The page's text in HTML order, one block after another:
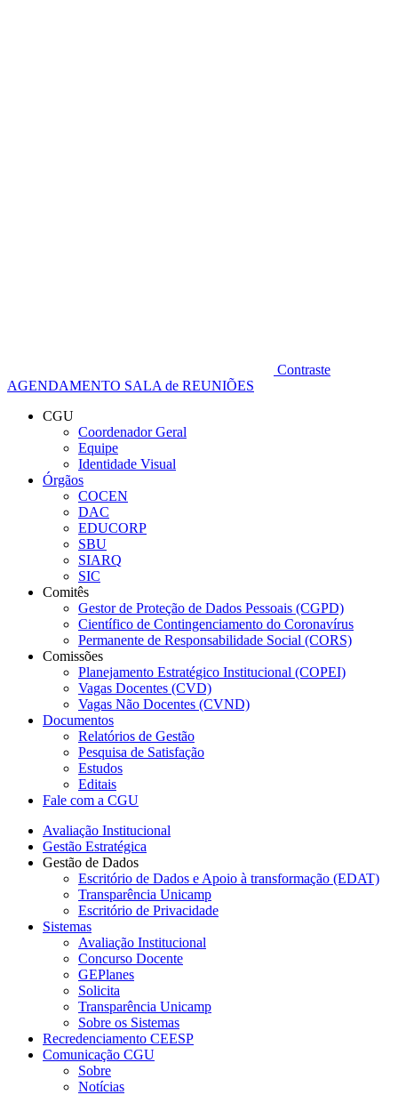
Contraste
AGENDAMENTO SALA de REUNIÕES
CGU
Coordenador Geral
Equipe
Identidade Visual
Órgãos
COCEN
DAC
EDUCORP
SBU
SIARQ
SIC
Comitês
Gestor de Proteção de Dados Pessoais (CGPD)
Científico de Contingenciamento do Coronavírus
Permanente de Responsabilidade Social (CORS)
Comissões
Planejamento Estratégico Institucional (COPEI)
Vagas Docentes (CVD)
Vagas Não Docentes (CVND)
Documentos
Relatórios de Gestão
Pesquisa de Satisfação
Estudos
Editais
Fale com a CGU
Avaliação Institucional
Gestão Estratégica
Gestão de Dados
Escritório de Dados e Apoio à transformação (EDAT)
Transparência Unicamp
Escritório de Privacidade
Sistemas
Avaliação Institucional
Concurso Docente
GEPlanes
Solicita
Transparência Unicamp
Sobre os Sistemas
Recredenciamento CEESP
Comunicação CGU
Sobre
Notícias